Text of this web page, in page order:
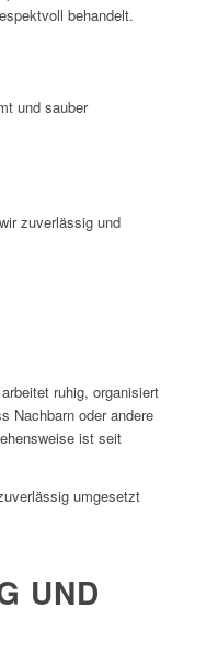
behandelt.
und sauber
zuverlässig und
ruhig, organisiert
Nachbarn oder andere
ist seit
umgesetzt
UND